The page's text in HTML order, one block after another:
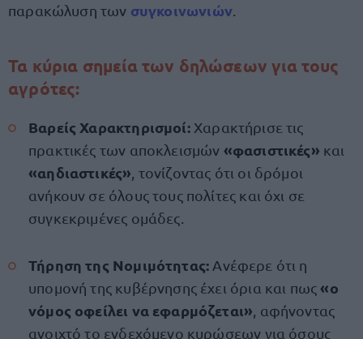
παρακώλυση των συγκοινωνιών.
Τα κύρια σημεία των δηλώσεων για τους
αγρότες:
Βαρείς Χαρακτηρισμοί:Χαρακτήρισε τις
πρακτικές των αποκλεισμών «φασιστικές» και
«αηδιαστικές» , τονίζοντας ότι οι δρόμοι
ανήκουν σε όλους τους πολίτες και όχι σε
συγκεκριμένες ομάδες.
Τήρηση της Νομιμότητας: Ανέφερε ότι η
υπομονή της κυβέρνησης έχει όρια και πως«ο
νόμος οφείλει να εφαρμόζεται» , αφήνοντας
ανοιχτό το ενδεχόμενο κυρώσεων για όσους